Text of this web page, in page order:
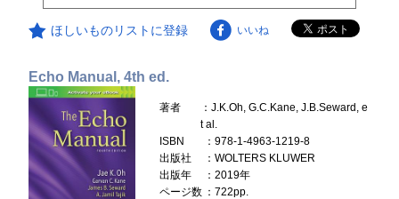
ほしいものリストに登録 いいね
Echo Manual, 4th ed.
著者
：J.K.Oh, G.C.Kane, J.B.Seward, e
t al.
ISBN
：978-1-4963-1219-8
出版社
：WOLTERS KLUWER
出版年
：2019年
ページ数 ：722pp.